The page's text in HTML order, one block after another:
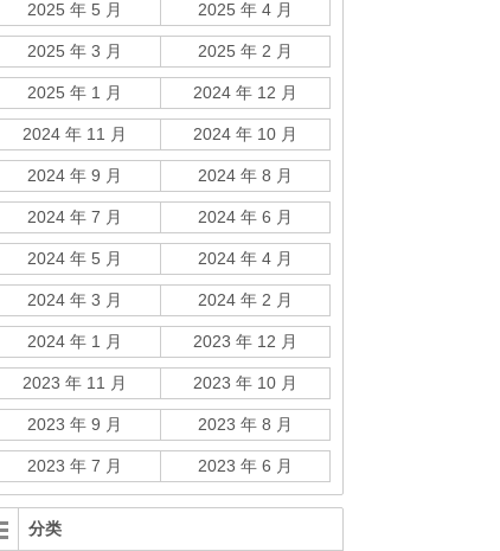
2025 年 5 月 2025 年 4 月
2025 年 3 月 2025 年 2 月
2025 年 1 月 2024 年 12 月
2024 年 11 月 2024 年 10 月
2024 年 9 月 2024 年 8 月
2024 年 7 月 2024 年 6 月
2024 年 5 月 2024 年 4 月
2024 年 3 月 2024 年 2 月
2024 年 1 月 2023 年 12 月
2023 年 11 月 2023 年 10 月
2023 年 9 月 2023 年 8 月
2023 年 7 月 2023 年 6 月
分类